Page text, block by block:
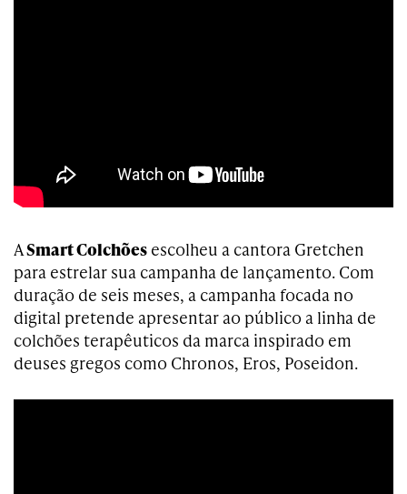
ASmart Colchões escolheu a cantora Gretchen
para estrelar sua campanha de lançamento. Com
duração de seis meses, a campanha focada no
digital pretende apresentar ao público a linha de
colchões terapêuticos da marca inspirado em
deuses gregos como Chronos, Eros, Poseidon.